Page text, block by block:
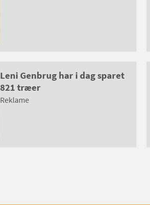
Leni Genbrug har i dag sparet
821 træer
Reklame